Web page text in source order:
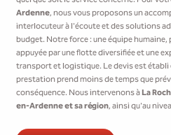
Ardenne, nous vous proposons un
interlocuteur à l'écoute et des solutions
budget. Notre force : une équipe
appuyée par une flotte diversifiée et une
transport et logistique. Le devis est établi
prestation prend moins de temps que
conséquence. Nous intervenons àLa
en-Ardenne et sa région, ainsi qu'au